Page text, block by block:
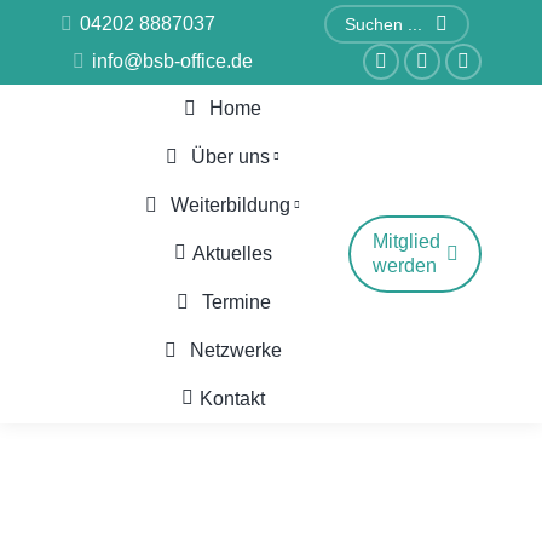
04202 8887037
info@bsb-office.de
Search:
Facebook
new
window
Linkedin
new
window
new
window
Home
Über uns
Weiterbildung
Aktuelles
Termine
Netzwerke
Kontakt
Mitglied
werden